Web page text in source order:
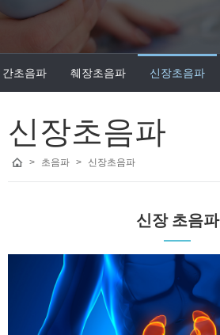
간초음파 췌장초음파 신장초음파
신장초음파
> 초음파 > 신장초음파
신장 초음파